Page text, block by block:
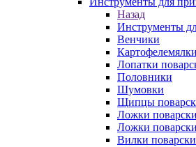
Назад
Инструменты
Венчики
Картофелемялки
Лопатки
Половники
Шумовки
Щипцы
Ложки
Ложки
Вилки